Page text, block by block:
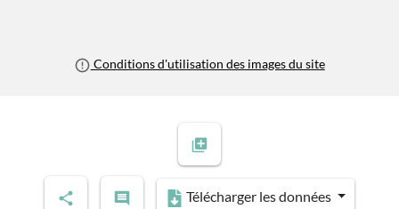
Conditions d'utilisation des images du site
Télécharger les données